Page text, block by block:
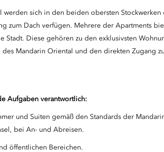
werden sich in den beiden obersten Stockwerken
zum Dach verfügen. Mehrere der Apartments
Stadt. Diese gehören zu den exklusivsten
Mandarin Oriental und den direkten Zugang
Aufgaben verantwortlich:
und Suiten gemäß den Standards der
bei An- und Abreisen.
öffentlichen Bereichen.